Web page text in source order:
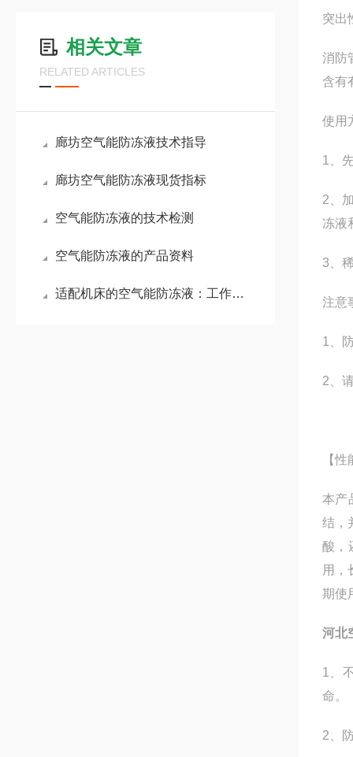
相关文章
RELATED ARTICLES
廊坊空气能防冻液技术指导
廊坊空气能防冻液现货指标
空气能防冻液的技术检测
空气能防冻液的产品资料
适配机床的空气能防冻液：工作原理与核心优势解析
突出
消防
含有
使用
1、
2、
冻液
3、
注意
1、
2、
【
本产
结，
酸，
用，
期使
河北
1、
命。
2、